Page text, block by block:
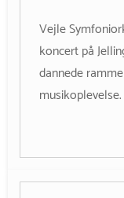
Vejle
koncert på
dannede
musikoplevelse.